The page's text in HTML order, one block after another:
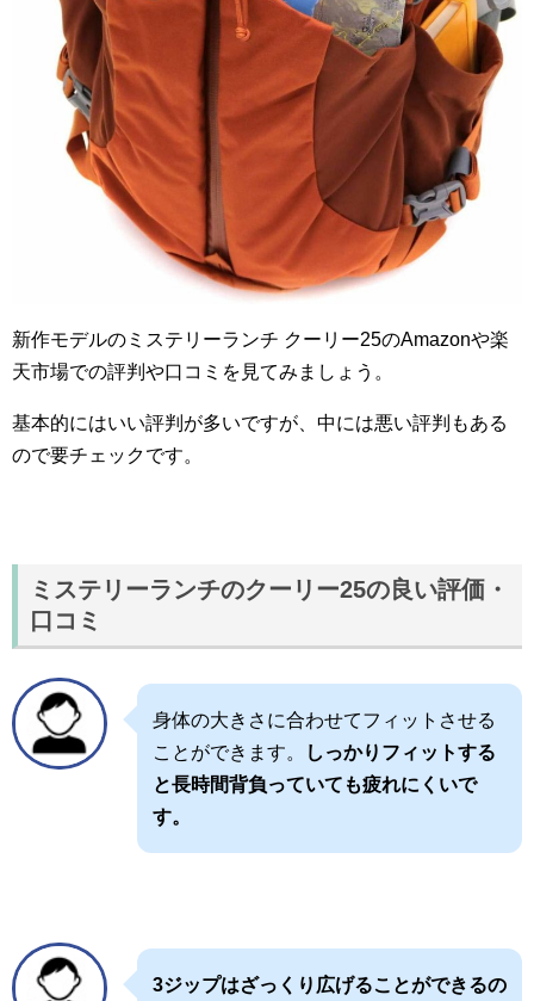
新作モデルのミステリーランチ クーリー25のAmazonや楽
天市場での評判や口コミを見てみましょう。
基本的にはいい評判が多いですが、中には悪い評判もある
ので要チェックです。
ミステリーランチのクーリー25の良い評価・
口コミ
身体の大きさに合わせてフィットさせる
ことができます。
しっかりフィットする
と長時間背負っていても疲れにくいで
す。
3ジップはざっくり広げることができるの